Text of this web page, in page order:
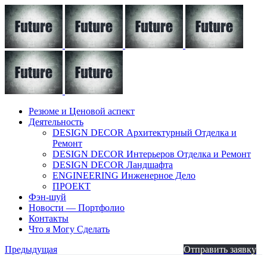
Резюме и Ценовой аспект
Деятельность
DESIGN DECOR Архитектурный Отделка и
Ремонт
DESIGN DECOR Интерьеров Отделка и Ремонт
DESIGN DECOR Ландшафта
ENGINEERING Инженерное Дело
ПРОЕКТ
Фэн-шуй
Новости — Портфолио
Контакты
Что я Могу Сделать
Предыдущая
Отправить заявку